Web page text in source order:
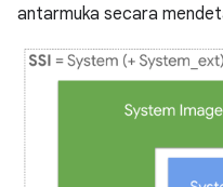
antarmuka secara